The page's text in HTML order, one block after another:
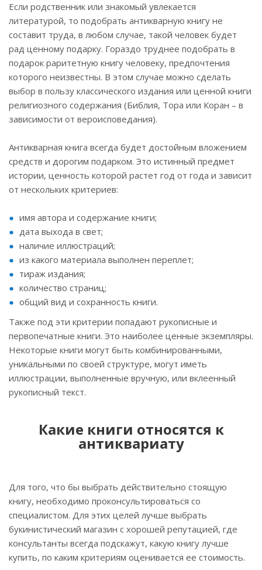
Если родственник или знакомый увлекается
литературой, то подобрать антикварную книгу не
составит труда, в любом случае, такой человек будет
рад ценному подарку. Гораздо труднее подобрать в
подарок раритетную книгу человеку, предпочтения
которого неизвестны. В этом случае можно сделать
выбор в пользу классического издания или ценной книги
религиозного содержания (Библия, Тора или Коран – в
зависимости от вероисповедания).
Антикварная книга всегда будет достойным вложением
средств и дорогим подарком. Это истинный предмет
истории, ценность которой растет год от года и зависит
от нескольких критериев:
имя автора и содержание книги;
дата выхода в свет;
наличие иллюстраций;
из какого материала выполнен переплет;
тираж издания;
количество страниц;
общий вид и сохранность книги.
Также под эти критерии попадают рукописные и
первопечатные книги. Это наиболее ценные экземпляры.
Некоторые книги могут быть комбинированными,
уникальными по своей структуре, могут иметь
иллюстрации, выполненные вручную, или вклеенный
рукописный текст.
Какие книги относятся к
антиквариату
Для того, что бы выбрать действительно стоящую
книгу, необходимо проконсультироваться со
специалистом. Для этих целей лучше выбрать
букинистический магазин с хорошей репутацией, где
консультанты всегда подскажут, какую книгу лучше
купить, по каким критериям оценивается ее стоимость.